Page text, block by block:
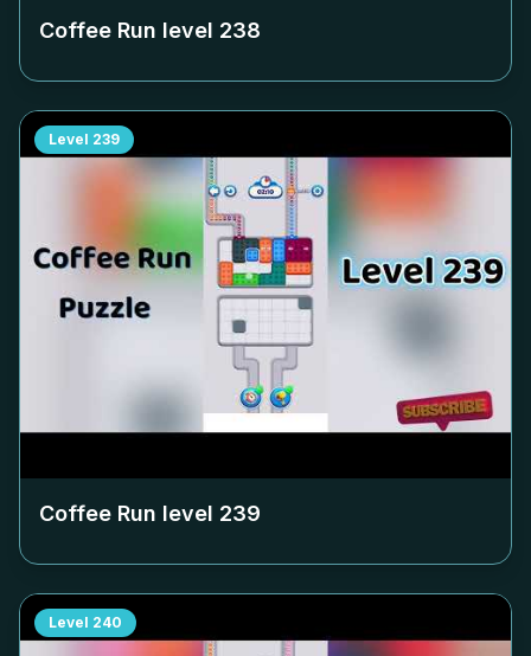
Coffee Run level 238
Level 239
Coffee Run level 239
Level 240